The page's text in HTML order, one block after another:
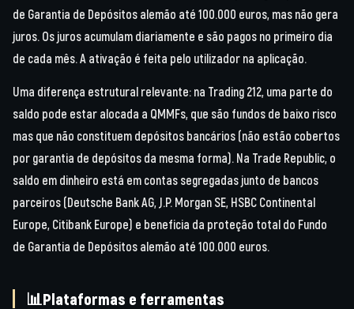
de Garantia de Depósitos alemão até 100.000 euros, mas não gera
juros. Os juros acumulam diariamente e são pagos no primeiro dia
de cada mês. A ativação é feita pelo utilizador na aplicação.
Uma diferença estrutural relevante: na Trading 212, uma parte do
saldo pode estar alocada a QMMFs, que são fundos de baixo risco
mas que não constituem depósitos bancários (não estão cobertos
por garantia de depósitos da mesma forma). Na Trade Republic, o
saldo em dinheiro está em contas segregadas junto de bancos
parceiros (Deutsche Bank AG, J.P. Morgan SE, HSBC Continental
Europe, Citibank Europe) e beneficia da proteção total do Fundo
de Garantia de Depósitos alemão até 100.000 euros.
📊Plataformas e ferramentas